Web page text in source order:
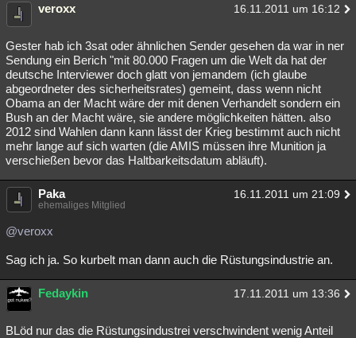
veroxx 16.11.2011 um 16:12
Gester hab ich 3sat oder ähnlichen Sender gesehen da war in ner
Sendung ein Berich "mit 80.000 Fragen um die Welt da hat der
deutsche Interviewer doch glatt von jemandem (ich glaube
abgeordneter des sicherheitsrates) gemeint, dass wenn nicht
Obama an der Macht wäre der mit denen Verhandelt sondern ein
Bush an der Macht wäre, sie andere möglichkeiten hätten. also
2012 sind Wahlen dann kann lässt der Krieg bestimmt auch nicht
mehr lange auf sich warten (die AMIS müssen ihre Munition ja
verschießen bevor das Haltbarkeitsdatum abläuft).
Paka 16.11.2011 um 21:09
ehemaliges Mitglied
@veroxx
Sag ich ja. So kurbelt man dann auch die Rüstungsindustrie an.
Fedaykin 17.11.2011 um 13:36
BLöd nur das die Rüstungsindustrei verschwindent wenig Anteil